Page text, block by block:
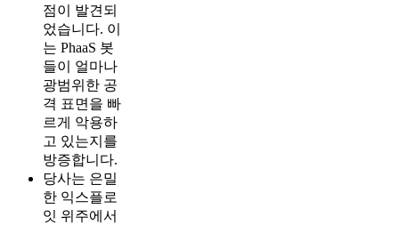
점이 발견되
었습니다. 이
는 PhaaS 봇
들이 얼마나
광범위한 공
격 표면을 빠
르게 악용하
고 있는지를
방증합니다.
당사는 은밀
한 익스플로
잇 위주에서